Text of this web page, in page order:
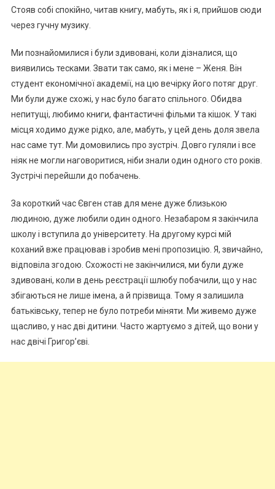
Стояв собі спокійно, читав книгу, мабуть, як і я, прийшов сюди
через гучну музику.
Ми познайомилися і були здивовані, коли дізналися, що
виявились тесками. Звати так само, як і мене – Женя. Він
студент економічної академії, на цю вечірку його потяг друг.
Ми були дуже схожі, у нас було багато спільного. Обидва
непитущі, любимо книги, фантастичні фільми та кішок. У такі
місця ходимо дуже рідко, але, мабуть, у цей день доля звела
нас саме тут. Ми домовились про зустріч. Довго гуляли і все
ніяк не могли наговоритися, ніби знали один одного сто років.
Зустрічі перейшли до побачень.
За короткий час Євген став для мене дуже близькою
людиною, дуже любили один одного. Незабаром я закінчила
школу і вступила до університету. На другому курсі мій
коханий вже працював і зробив мені пропозицію. Я, звичайно,
відповіла згодою. Схожості не закінчилися, ми були дуже
здивовані, коли в день реєстрації шлюбу побачили, що у нас
збігаються не лише імена, а й прізвища. Тому я залишила
батьківську, тепер не було потреби міняти. Ми живемо дуже
щасливо, у нас дві дитини. Часто жартуємо з дітей, що вони у
нас двічі Григор’єві.